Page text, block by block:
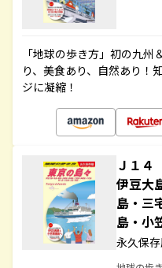
「地球の歩き方」初の九
り、美食あり、自然あり！
ジに凝縮！
Ｊ１
伊豆大
島・三
島・
永久保